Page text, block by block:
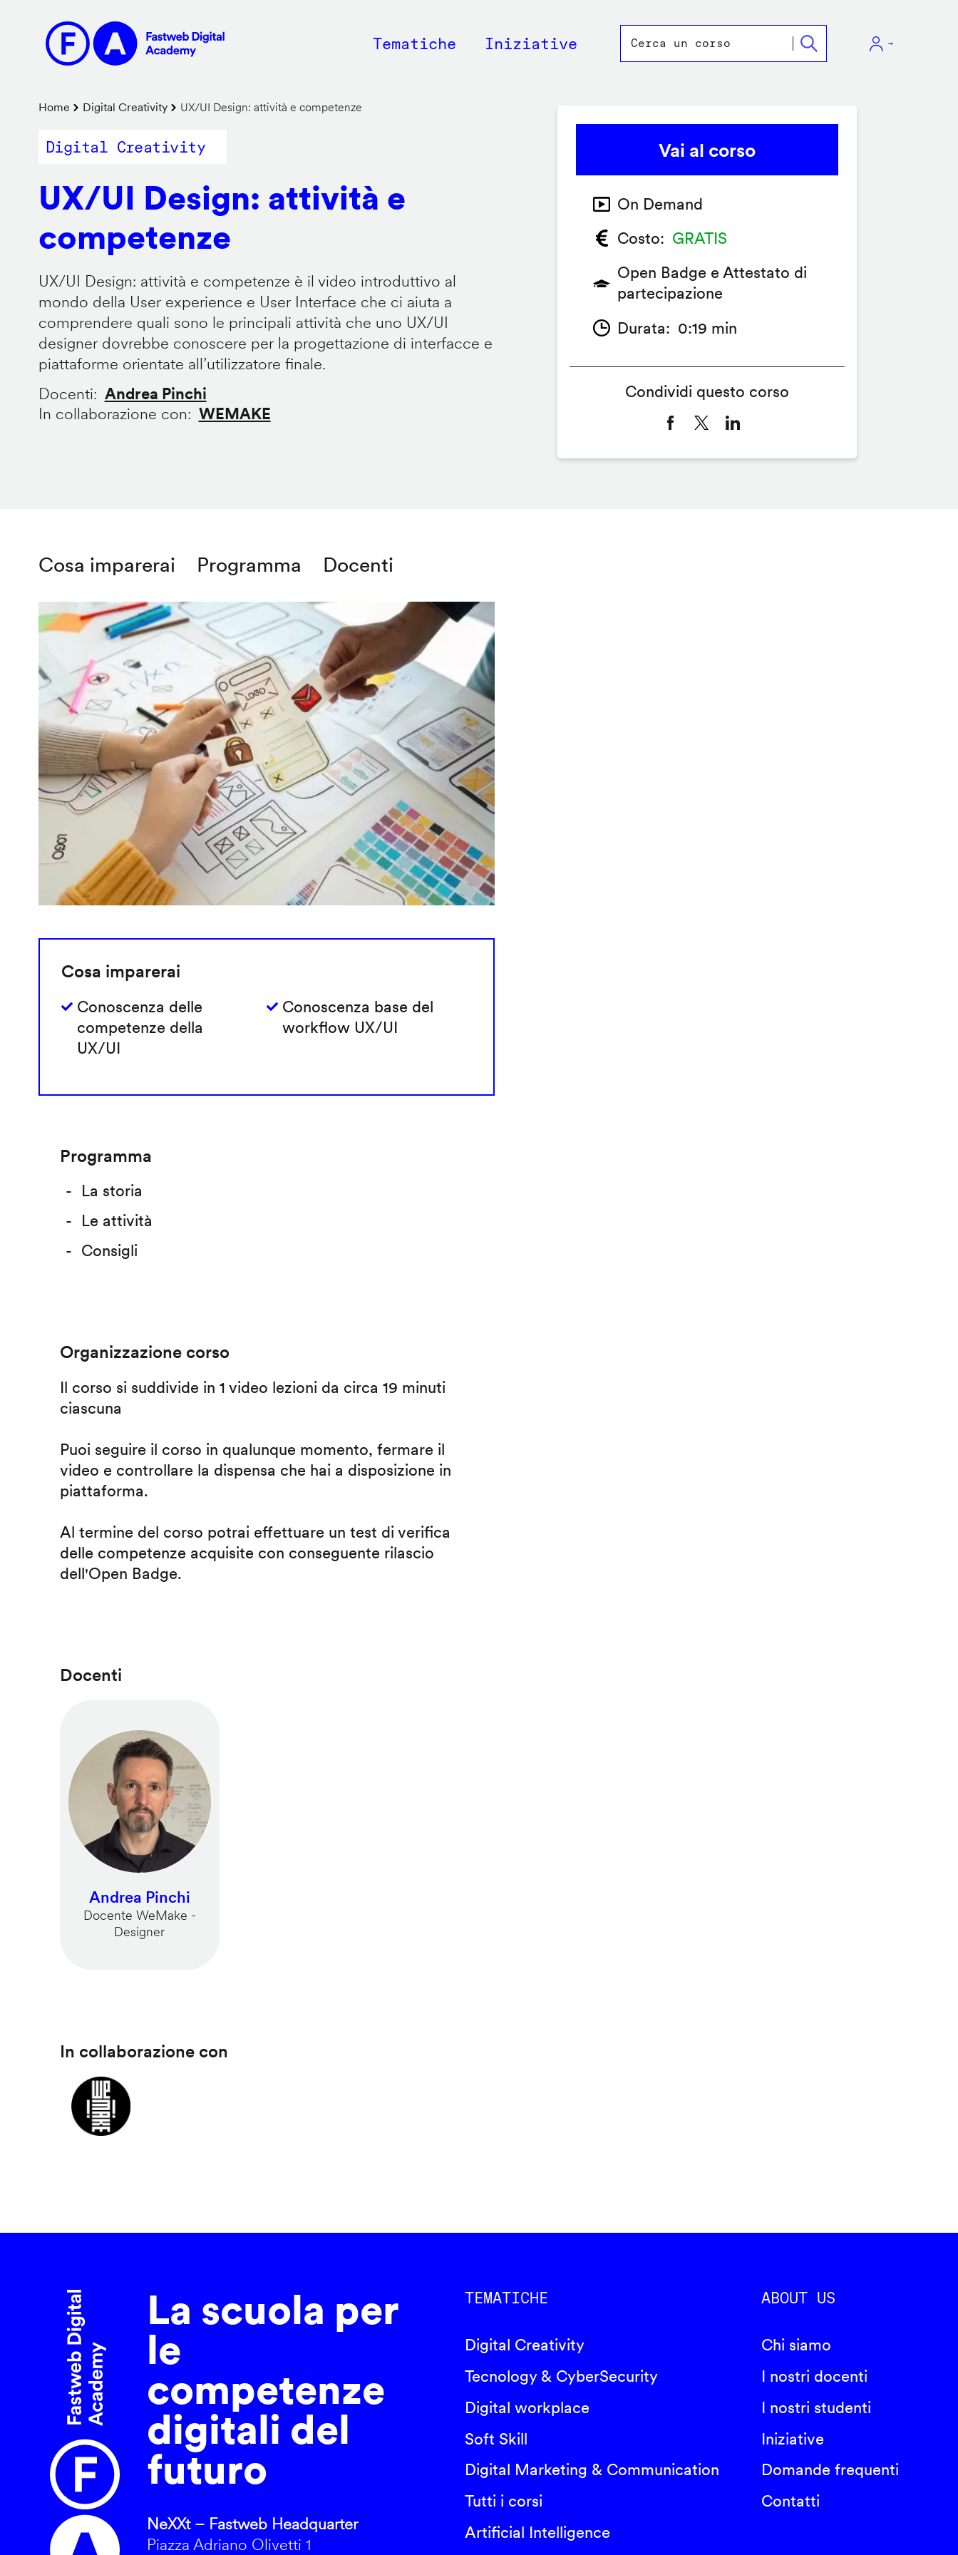
contenuto
principale
Main
Tematiche Iniziative
Briciole
di
Home Digital Creativity UX/UI Design: attività e competenze
Digital Creativity
UX/UI Design: attività e
competenze
UX/UI Design: attività e competenze è il video introduttivo al
mondo della User experience e User Interface che ci aiuta a
comprendere quali sono le principali attività che uno UX/UI
designer dovrebbe conoscere per la progettazione di interfacce e
piattaforme orientate all’utilizzatore finale.
Docenti
Andrea Pinchi
In collaborazione con
WEMAKE
Cosa imparerai Programma Docenti
Cosa imparerai
Conoscenza delle
competenze della
UX/UI
Conoscenza base del
workflow UX/UI
Programma
La storia
Le attività
Consigli
Organizzazione corso
Il corso si suddivide in 1 video lezioni da circa 19 minuti
ciascuna
Puoi seguire il corso in qualunque momento, fermare il
video e controllare la dispensa che hai a disposizione in
piattaforma.
Al termine del corso potrai effettuare un test di verifica
delle competenze acquisite con conseguente rilascio
dell'Open Badge.
Docenti
Andrea Pinchi
Docente WeMake -
Designer
In collaborazione con
Vai al corso
On Demand
Costo
GRATIS
Open Badge e Attestato di
partecipazione
Durata
0:19 min
Condividi questo corso
La scuola per
le
competenze
digitali del
futuro
NeXXt – Fastweb Headquarter
Piazza Adriano Olivetti 1
TEMATICHE
Digital Creativity
Tecnology & CyberSecurity
Digital workplace
Soft Skill
Digital Marketing & Communication
Tutti i corsi
Artificial Intelligence
ABOUT US
Chi siamo
I nostri docenti
I nostri studenti
Iniziative
Domande frequenti
Contatti